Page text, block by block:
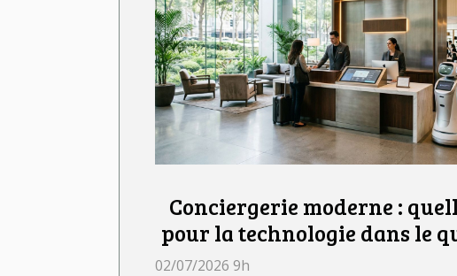
Conciergerie moderne :
pour la technologie dans le
02/07/2026 9h